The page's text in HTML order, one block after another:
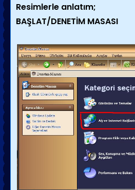
Resimlerle anlatım;
BAŞLAT/DENETİM MASASI